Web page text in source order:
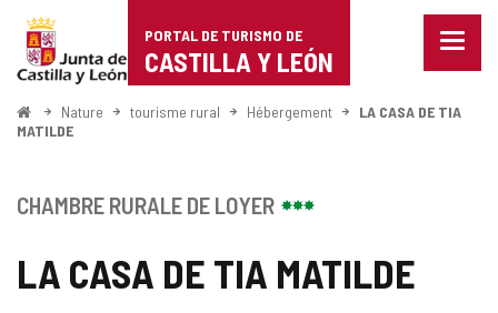
Portal
de
Turismo
de
Castilla
León
PORTAL DE TURISMO DE
CASTILLA Y LEÓN
Menu
les
<
Accueil
Nature tourisme rural Hébergement
LA CASA DE TIA
MATILDE
LA CASA DE TIA MATILDE
CHAMBRE RURALE DE LOYER